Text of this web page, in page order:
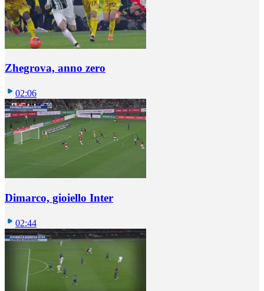
Zhegrova, anno zero
02:06
Dimarco, gioiello Inter
02:44